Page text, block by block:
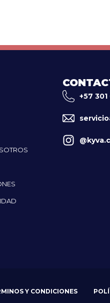
+57 301
Y CONDICIONES